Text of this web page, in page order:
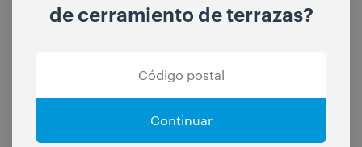
de cerramiento de terrazas?
Continuar